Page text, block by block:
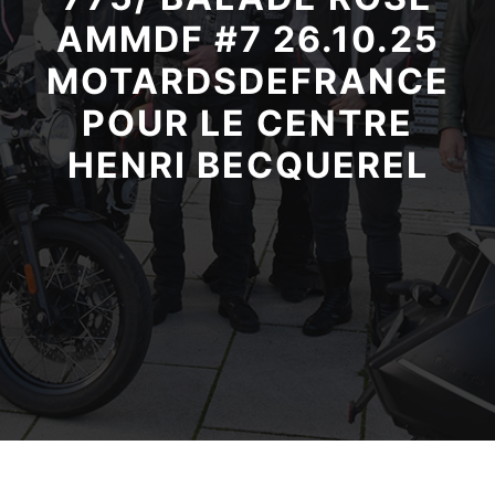
AMMDF #7 26.10.25
MOTARDSDEFRANCE
POUR LE CENTRE
HENRI BECQUEREL